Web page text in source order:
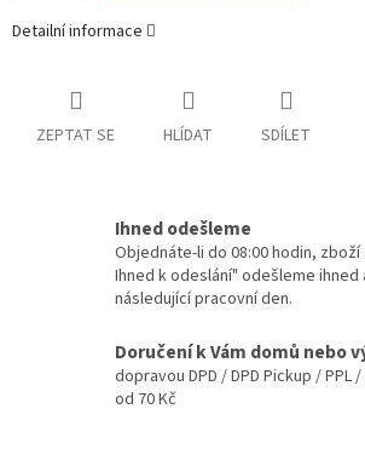
Detailní informace
ZEPTAT SE HLÍDAT SDÍLET
Ihned odešleme
Objednáte-li do 08:00 hodin,
Ihned k odeslání" odešleme
následující pracovní den.
Doručení k Vám domů nebo
dopravou DPD / DPD Pickup / PPL
od 70 Kč